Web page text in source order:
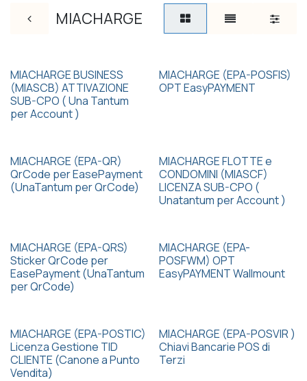
MIACHARGE
MIACHARGE BUSINESS
(MIASCB) ATTIVAZIONE
SUB-CPO ( Una Tantum
per Account )
MIACHARGE (EPA-POSFIS)
OPT EasyPAYMENT
MIACHARGE (EPA-QR)
QrCode per EasePayment
(UnaTantum per QrCode)
MIACHARGE FLOTTE e
CONDOMINI (MIASCF)
LICENZA SUB-CPO (
Unatantum per Account )
MIACHARGE (EPA-QRS)
Sticker QrCode per
EasePayment (UnaTantum
per QrCode)
MIACHARGE (EPA-
POSFWM) OPT
EasyPAYMENT Wallmount
MIACHARGE (EPA-POSTIC)
Licenza Gestione TID
CLIENTE (Canone a Punto
Vendita)
MIACHARGE (EPA-POSVIR )
Chiavi Bancarie POS di
Terzi